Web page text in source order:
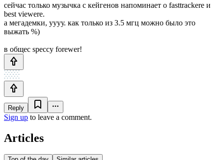
сейчас только музычка с кейгенов напоминает о fasttrackere и
best viewere.
а мегадемки, уууу. как только из 3.5 мгц можно было это
выжать %)
в общес speccy forewer!
Reply
Sign up to leave a comment.
Articles